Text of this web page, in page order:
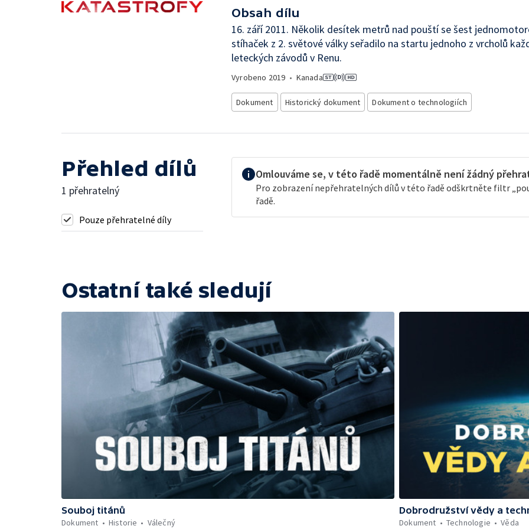
Obsah dílu
16. září 2011. Několik desítek metrů nad pouští se šest
stíhaček z 2. světové války seřadilo na startu jednoho z vrcholů
leteckých závodů v Renu.
Vyrobeno 2019 • Kanada
Dokument Historický dokument Dokument o technologiích
Přehled dílů
1 přehratelný
Pouze přehratelné díly
Omlouváme se, v této řadě momentálně není žádný
Pro zobrazení nepřehratelných dílů v této řadě odškrtněte filtr
řadě.
Ostatní také sledují
Souboj titánů
Dokument
Historie Válečný
Dobrodružství vědy a
Dokument
Technologie Věda